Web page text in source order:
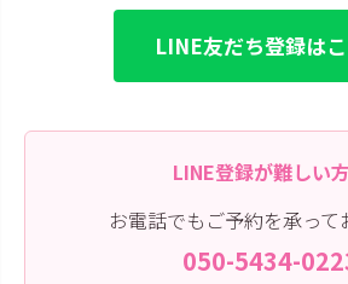
LINE友だち登録は
LINE登録が難しい
お電話でもご予約を承って
050-5434-